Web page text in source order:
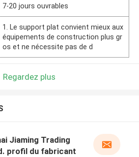
7-20 jours ouvrables
1. Le support plat convient mieux aux
équipements de construction plus gr
os et ne nécessite pas de d
Regardez plus
Jiaming Trading
profil du fabricant